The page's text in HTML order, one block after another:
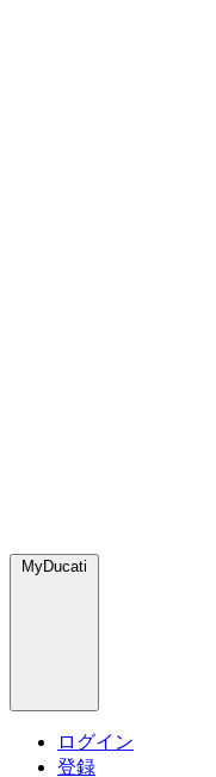
MyDucati
ログイン
登録